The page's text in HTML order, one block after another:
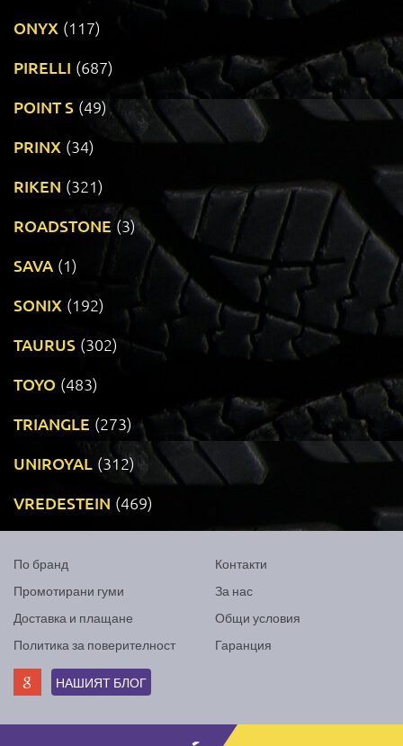
ONYX (117)
PIRELLI (687)
POINT S (49)
PRINX (34)
RIKEN (321)
ROADSTONE (3)
SAVA (1)
SONIX (192)
TAURUS (302)
TOYO (483)
TRIANGLE (273)
UNIROYAL (312)
VREDESTEIN (469)
По бранд
Промотирани гуми
Доставка и плащане
Политика за поверителност
Контакти
За нас
Общи условия
Гаранция
НАШИЯТ БЛОГ